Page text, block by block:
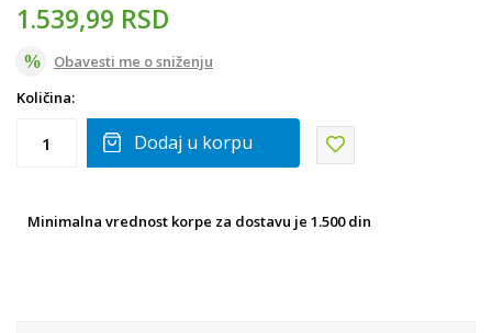
1.539,99 RSD
Obavesti me o sniženju
Količina:
Dodaj u korpu
Minimalna vrednost korpe za dostavu je 1.500 din